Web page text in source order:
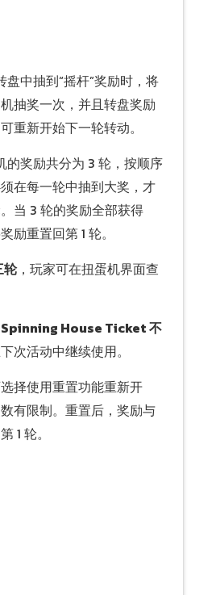
盘中抽到“摇杆”奖励时，将
抽奖一次，并且转盘奖励
重新开始下一轮转动。
的奖励共分为 3 轮，按顺序
在每一轮中抽到大奖，才
当 3 轮的奖励全部获得
励重置回第 1 轮。
轮，玩家可在扭蛋机界面查
Spinning House Ticket 不
次活动中继续使用。
择使用重置功能重新开
有限制。重置后，奖励与
1 轮。